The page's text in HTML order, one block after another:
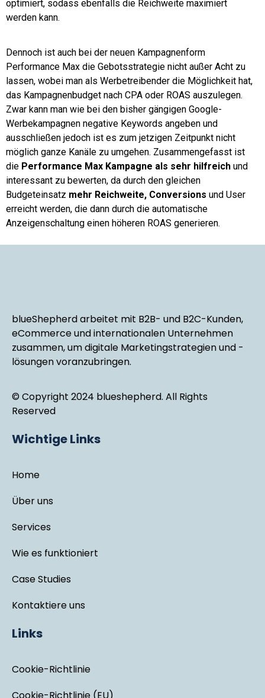
optimiert, sodass ebenfalls die Reichweite maximiert
werden kann.
Dennoch ist auch bei der neuen Kampagnenform
Performance Max die Gebotsstrategie nicht außer Acht zu
lassen, wobei man als Werbetreibender die Möglichkeit hat,
das Kampagnenbudget nach CPA oder ROAS auszulegen.
Zwar kann man wie bei den bisher gängigen Google-
Werbekampagnen negative Keywords angeben und
ausschließen jedoch ist es zum jetzigen Zeitpunkt nicht
möglich ganze Kanäle zu umgehen. Zusammengefasst ist
die Performance Max Kampagne als sehr hilfreich und
interessant zu bewerten, da durch den gleichen
Budgeteinsatz mehr Reichweite, Conversions und User
erreicht werden, die dann durch die automatische
Anzeigenschaltung einen höheren ROAS generieren.
blueShepherd arbeitet mit B2B- und B2C-Kunden,
eCommerce und internationalen Unternehmen
zusammen, um digitale Marketingstrategien und -
lösungen voranzubringen.
© Copyright 2024 blueshepherd. All Rights
Reserved
Wichtige Links
Home
Über uns
Services
Wie es funktioniert
Case Studies
Kontaktiere uns
Links
Cookie-Richtlinie